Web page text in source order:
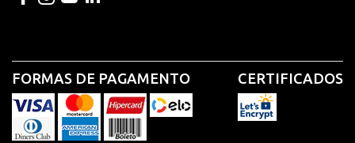
FORMAS DE PAGAMENTO CERTIFICADOS